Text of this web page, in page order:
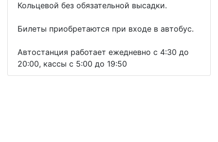
Кольцевой без обязательной высадки.
Билеты приобретаются при входе в автобус.
Автостанция работает ежедневно с 4:30 до
20:00, кассы с 5:00 до 19:50